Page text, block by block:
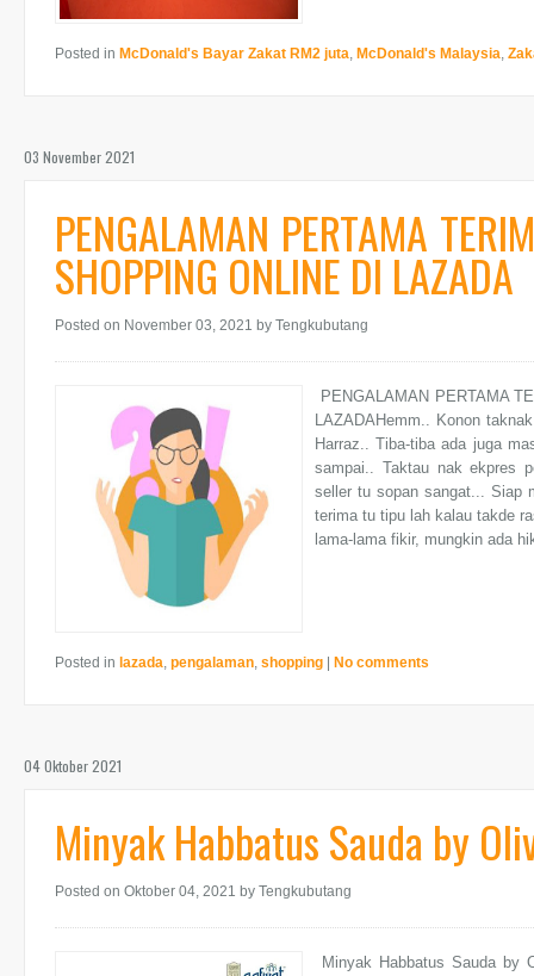
Posted in McDonald's Bayar Zakat RM2 juta, McDonald's Malaysia,
03 November 2021
PENGALAMAN PERTAMA
SHOPPING ONLINE DI LAZADA
Posted on November 03, 2021 by Tengkubutang
PENGALAMAN PERTAMA
LAZADAHemm.. Konon
Harraz.. Tiba-tiba ada juga
sampai.. Taktau nak ekpres
seller tu sopan sangat... Siap
terima tu tipu lah kalau takde
lama-lama fikir, mungkin ada
Posted in lazada, pengalaman, shopping No comments
04 Oktober 2021
Minyak Habbatus Sauda by
Posted on Oktober 04, 2021 by Tengkubutang
Minyak Habbatus Sauda by